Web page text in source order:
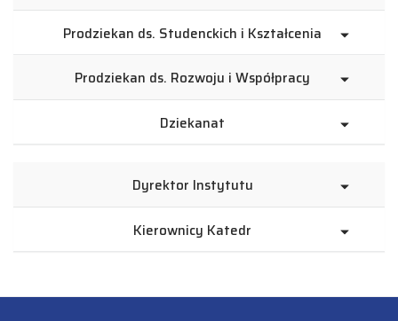
Prodziekan ds. Studenckich i Kształcenia
Prodziekan ds. Rozwoju i Współpracy
Dziekanat
Dyrektor Instytutu
Kierownicy Katedr